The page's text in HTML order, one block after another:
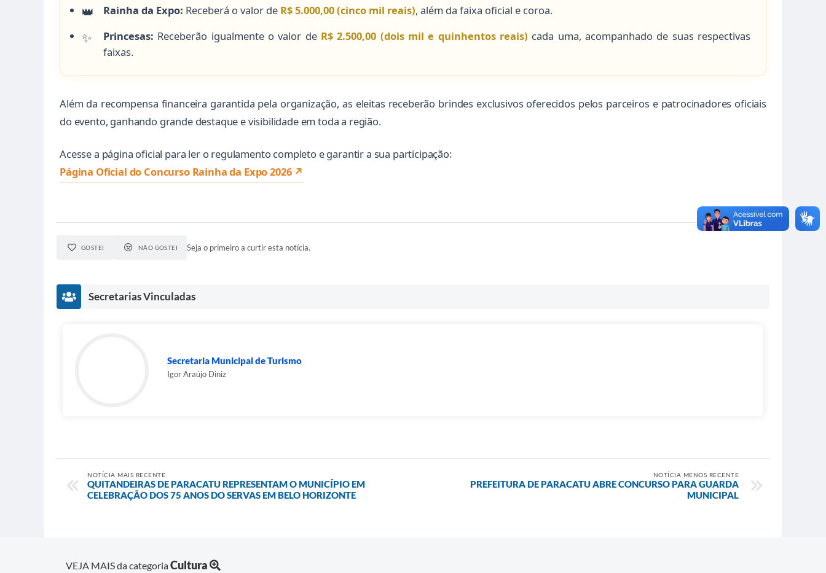
Rainha da Expo: Receberá o valor de R$ 5.000,00 (cinco mil reais), além da faixa oficial e coroa.
Princesas: Receberão igualmente o valor de R$ 2.500,00 (dois mil e quinhentos reais) cada uma, acompanhado de suas respectivas
faixas.
Além da recompensa financeira garantida pela organização, as eleitas receberão brindes exclusivos oferecidos pelos parceiros e patrocinadores oficiais
do evento, ganhando grande destaque e visibilidade em toda a região.
Acesse a página oficial para ler o regulamento completo e garantir a sua participação:
Página Oficial do Concurso Rainha da Expo 2026 ↗
GOSTEI NÃO GOSTEI Seja o primeiro a curtir esta notícia.
Secretarias Vinculadas
Secretaria Municipal de Turismo
Igor Araújo Diniz
NOTÍCIA MAIS RECENTE
QUITANDEIRAS DE PARACATU REPRESENTAM O MUNICÍPIO EM
CELEBRAÇÃO DOS 75 ANOS DO SERVAS EM BELO HORIZONTE
NOTÍCIA MENOS RECENTE
PREFEITURA DE PARACATU ABRE CONCURSO PARA GUARDA
MUNICIPAL
VEJA MAIS da categoriaCultura